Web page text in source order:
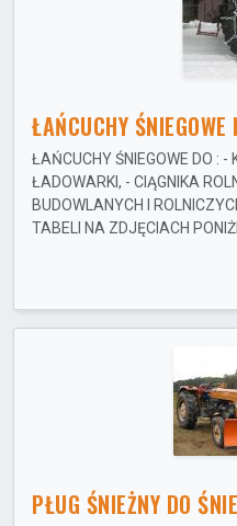
ŁAŃCUCHY
ŁAŃCUCHY ŚNIEGOWE DO : -
ŁADOWARKI, - CIĄGNIKA
BUDOWLANYCH I
TABELI NA ZDJĘCIACH
PŁUG ŚNIEŻNY DO